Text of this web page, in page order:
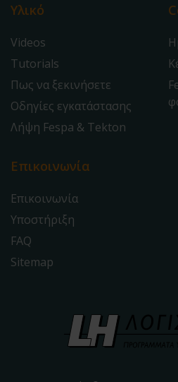
Υλικό
Videos
Tutorials
Πως να ξεκινήσετε
Οδηγίες εγκατάστασης
Λήψη Fespa & Tekton
Επικοινωνία
Επικοινωνία
Υποστήριξη
FAQ
Sitemap